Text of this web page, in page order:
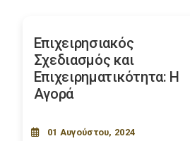
Επιχειρησιακός
Σχεδιασμός και
Επιχειρηματικότητα: Η
Αγορά
01 Αυγούστου, 2024